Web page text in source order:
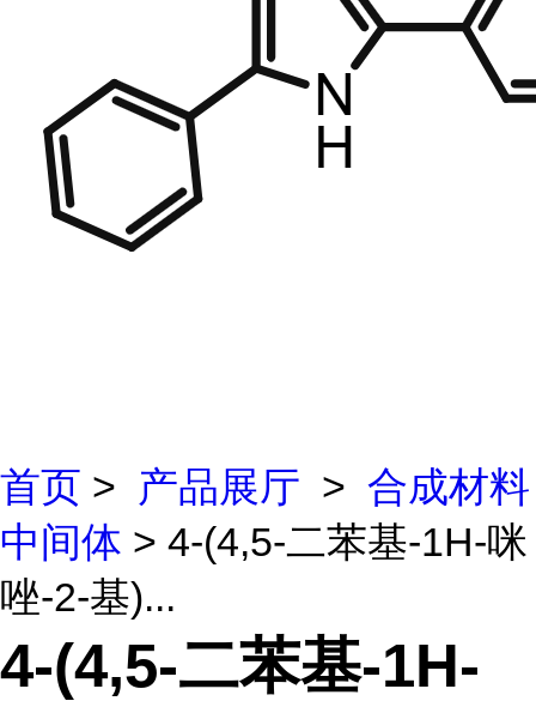
首页 > 产品展厅 > 合成材料
中间体 > 4-(4,5-二苯基-1H-咪
唑-2-基)...
4-(4,5-二苯基-1H-